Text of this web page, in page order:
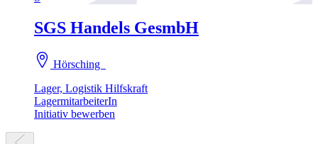
SGS Handels GesmbH
Hörsching
Lager, Logistik Hilfskraft
LagermitarbeiterIn
Initiativ bewerben